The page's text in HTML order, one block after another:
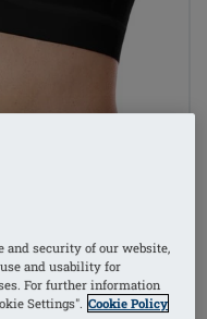
gwarantuje
and security of our website,
and usability for
For further information
Settings". Cookie Policy